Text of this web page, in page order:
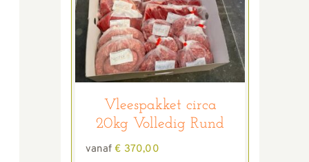
Vleespakket circa
20kg Volledig Rund
vanaf€ 370,00